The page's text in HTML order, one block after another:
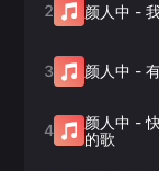
2 颜人中 -
3 颜人中 -
4 颜人中 -
的歌